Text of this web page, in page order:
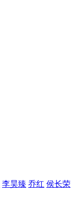
李昊臻 乔红 侯长荣